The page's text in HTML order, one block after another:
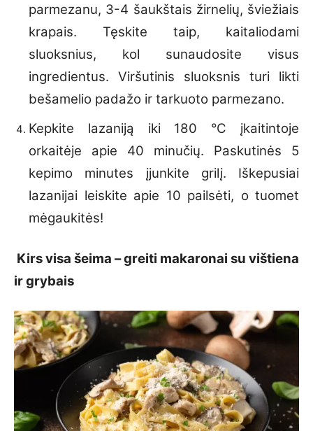
parmezanu, 3-4 šaukštais žirnelių, šviežiais
krapais. Tęskite taip, kaitaliodami
sluoksnius, kol sunaudosite visus
ingredientus. Viršutinis sluoksnis turi likti
bešamelio padažo ir tarkuoto parmezano.
Kepkite lazaniją iki 180 °C įkaitintoje
orkaitėje apie 40 minučių. Paskutinės 5
kepimo minutes įjunkite grilį. Iškepusiai
lazanijai leiskite apie 10 pailsėti, o tuomet
mėgaukitės!
Kirs visa šeima – greiti makaronai su vištiena
ir grybais